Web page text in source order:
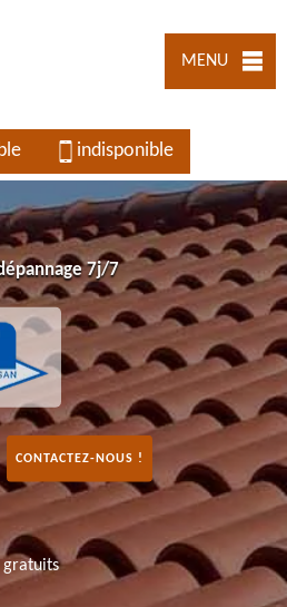
MENU
indisponible
7j/7
CONTACTEZ-NOUS !
gratuits